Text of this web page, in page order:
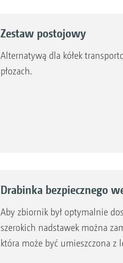
Zestaw postojowy
Alternatywą dla kółek
płozach.
Drabinka bezpiecznego
Aby zbiornik był optymalnie
szerokich nadstawek można
która może być umieszczona